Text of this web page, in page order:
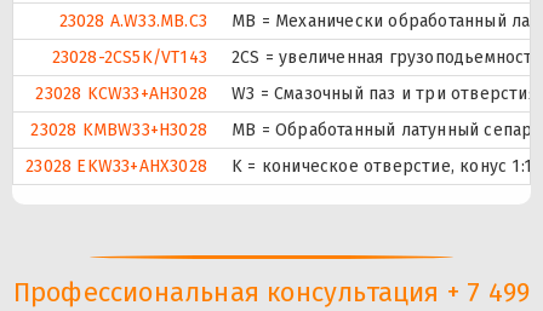
23028 A.W33.MB.C3
MB = Механически обработанный
23028-2CS5K/VT143
2CS = увеличенная
23028 KCW33+AH3028
W3 = Смазочный паз и три
23028 KMBW33+H3028
MB = Обработанный латунный
23028 EKW33+AHX3028
K = коническое отверстие, конус
Профессиональная консультация + 7 499